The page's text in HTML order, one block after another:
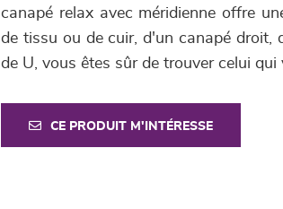
canapé relax avec méridienne offre
de tissu ou de cuir, d'un canapé droit,
de U, vous êtes sûr de trouver celui
CE PRODUIT M'INTÉRESSE